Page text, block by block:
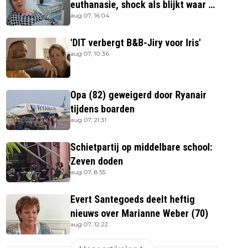
euthanasie, shock als blijkt waar ze
is
aug 07, 16:04
'DIT verbergt B&B-Jiry voor Iris'
aug 07, 10:36
Opa (82) geweigerd door Ryanair
tijdens boarden
aug 07, 21:31
Schietpartij op middelbare school:
Zeven doden
aug 07, 8:55
Evert Santegoeds deelt heftig
nieuws over Marianne Weber (70)
aug 07, 12:22